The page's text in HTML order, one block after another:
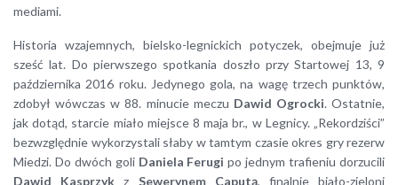
mediami.
Historia wzajemnych, bielsko-legnickich potyczek, obejmuje już
sześć lat. Do pierwszego spotkania doszło przy Startowej 13, 9
października 2016 roku. Jedynego gola, na wagę trzech punktów,
zdobył wówczas w 88. minucie meczu Dawid Ogrocki. Ostatnie,
jak dotąd, starcie miało miejsce 8 maja br., w Legnicy. „Rekordziści”
bezwzględnie wykorzystali słaby w tamtym czasie okres gry rezerw
Miedzi. Do dwóch goli Daniela Ferugi po jednym trafieniu dorzucili
Dawid Kasprzyk z Sewerynem Caputą, finalnie biało-zieloni